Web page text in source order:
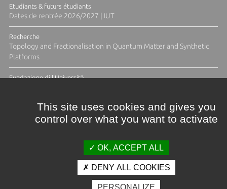
Etudiants & futurs étudiants
Dates de rentrée 2026/2027 | IUT
Recherche
Topology and Fractionalisation in Quantum Matter and Synthetic
Platforms
Fundazione di l'Università
Crédits et mentions légales
This site uses cookies and gives you
control over what you want to activate
OK, ACCEPT ALL
DENY ALL COOKIES
PERSONALIZE